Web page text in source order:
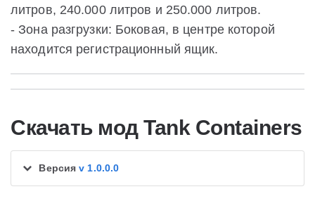
литров, 240.000 литров и 250.000 литров.
- Зона разгрузки: Боковая, в центре которой
находится регистрационный ящик.
Скачать мод Tank Containers
Версияv 1.0.0.0